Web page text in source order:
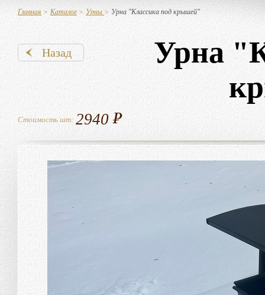
Главная > Каталог> Урны> Урна "Классика под крышей"
Назад
Урна
Стоимость шт: 2940